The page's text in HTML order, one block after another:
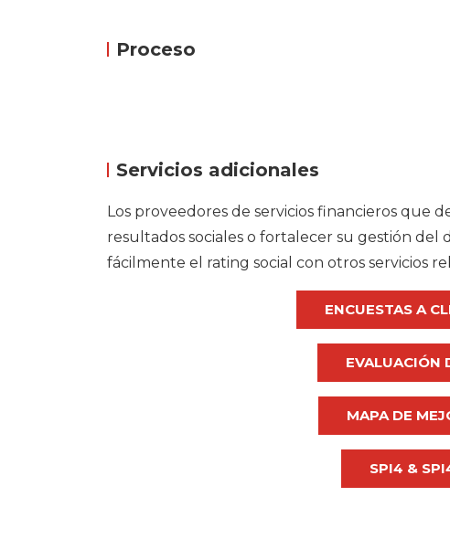
Proceso
Servicios adicionales
Los proveedores de servicios financieros que
resultados sociales o fortalecer su gestión
fácilmente el rating social con otros servicios
ENCUESTAS A
EVALUACIÓN
MAPA DE
SPI4 &